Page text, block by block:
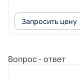
Запросить цену
Вопрос - ответ